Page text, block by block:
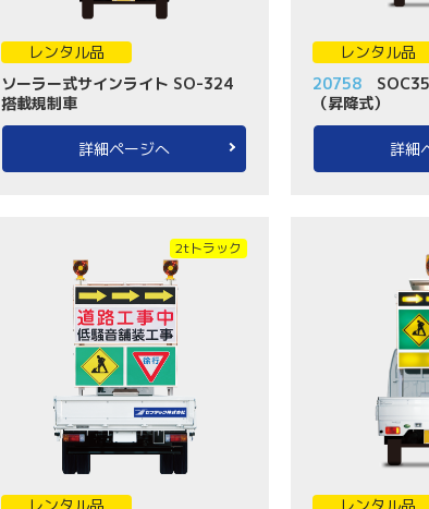
レンタル品
ソーラー式サインライト SO-324
搭載規制車
詳細ページへ
レンタル品
20758
（昇降式）
詳細
2tトラック